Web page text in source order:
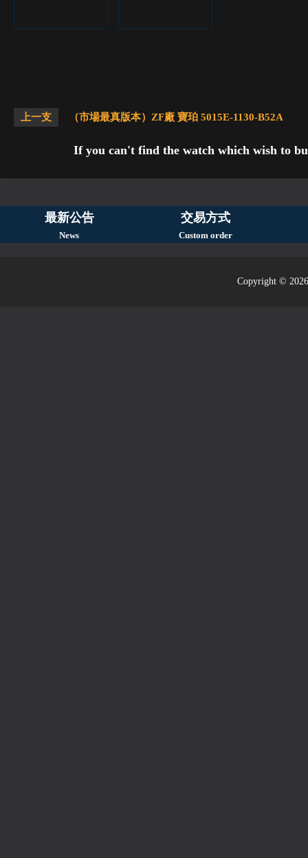
上一支 （市場最真版本）ZF廠 寶珀 5015E-1130-B52A
If you can't find the watch which wish to
最新公告
News
交易方式
Custom order
Copyright ©